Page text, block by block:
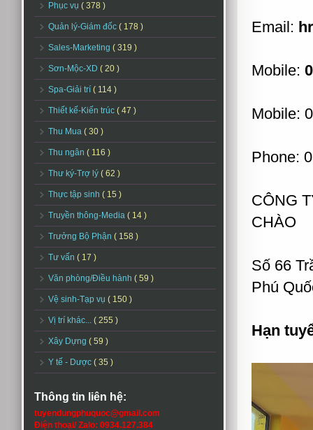
Phục vụ ( 378 )
Quản lý-Giám đốc ( 178 )
Sales-Marketing ( 319 )
Sơn-Mộc-XD ( 20 )
Spa-Giải trí ( 114 )
Thiết kế-Kiến trúc ( 47 )
Thu Mua ( 30 )
Thu ngân ( 116 )
Thư ký-Trợ lý ( 62 )
Thực tập sinh ( 15 )
Truyền thông-Media ( 14 )
Trưởng Bộ Phận ( 158 )
Tư vấn ( 17 )
Văn phòng/Điều hành ( 59 )
Vệ sinh-Tạp vụ ( 150 )
Vị trí khác... ( 255 )
Xây Dựng ( 59 )
Y tế - Dược ( 35 )
Thông tin liên hệ:
tuyendungphuquoc@gmail.com
Điện thoại/ Zalo: 0934.127.384
Email:
Mobile:
Mobile:
Phone:
CÔNG
CHÀO
Số 66
Phú
Hạn